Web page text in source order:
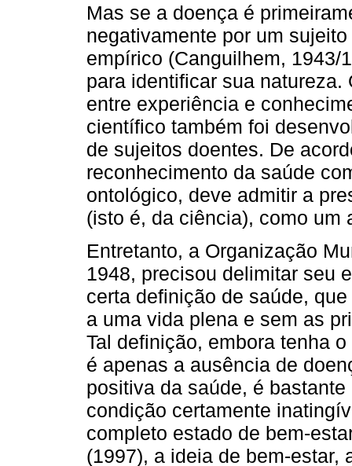
Mas se a doença é
negativamente por um
empírico (Canguilhem, 1943/
para identificar sua
entre experiência e
científico também foi
de sujeitos doentes. De
reconhecimento da saúde
ontológico, deve admitir a
(isto é, da ciência), como um
Entretanto, a Organização
1948, precisou delimitar seu
certa definição de saúde,
a uma vida plena e sem as
Tal definição, embora tenha
é apenas a ausência de
positiva da saúde, é
condição certamente
completo estado de bem-
(1997), a ideia de bem-